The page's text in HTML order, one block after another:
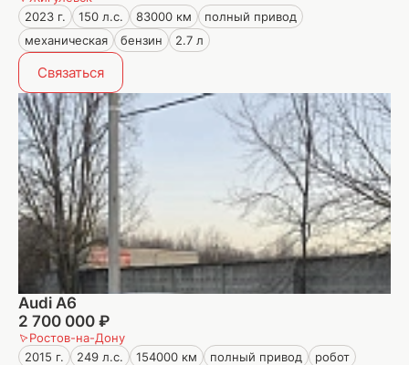
2023 г.
150 л.с. 83000 км
полный привод
механическая
бензин 2.7 л
Связаться
Audi A6
2 700 000 ₽
Ростов-на-Дону
2015 г.
249 л.с. 154000 км полный привод
робот